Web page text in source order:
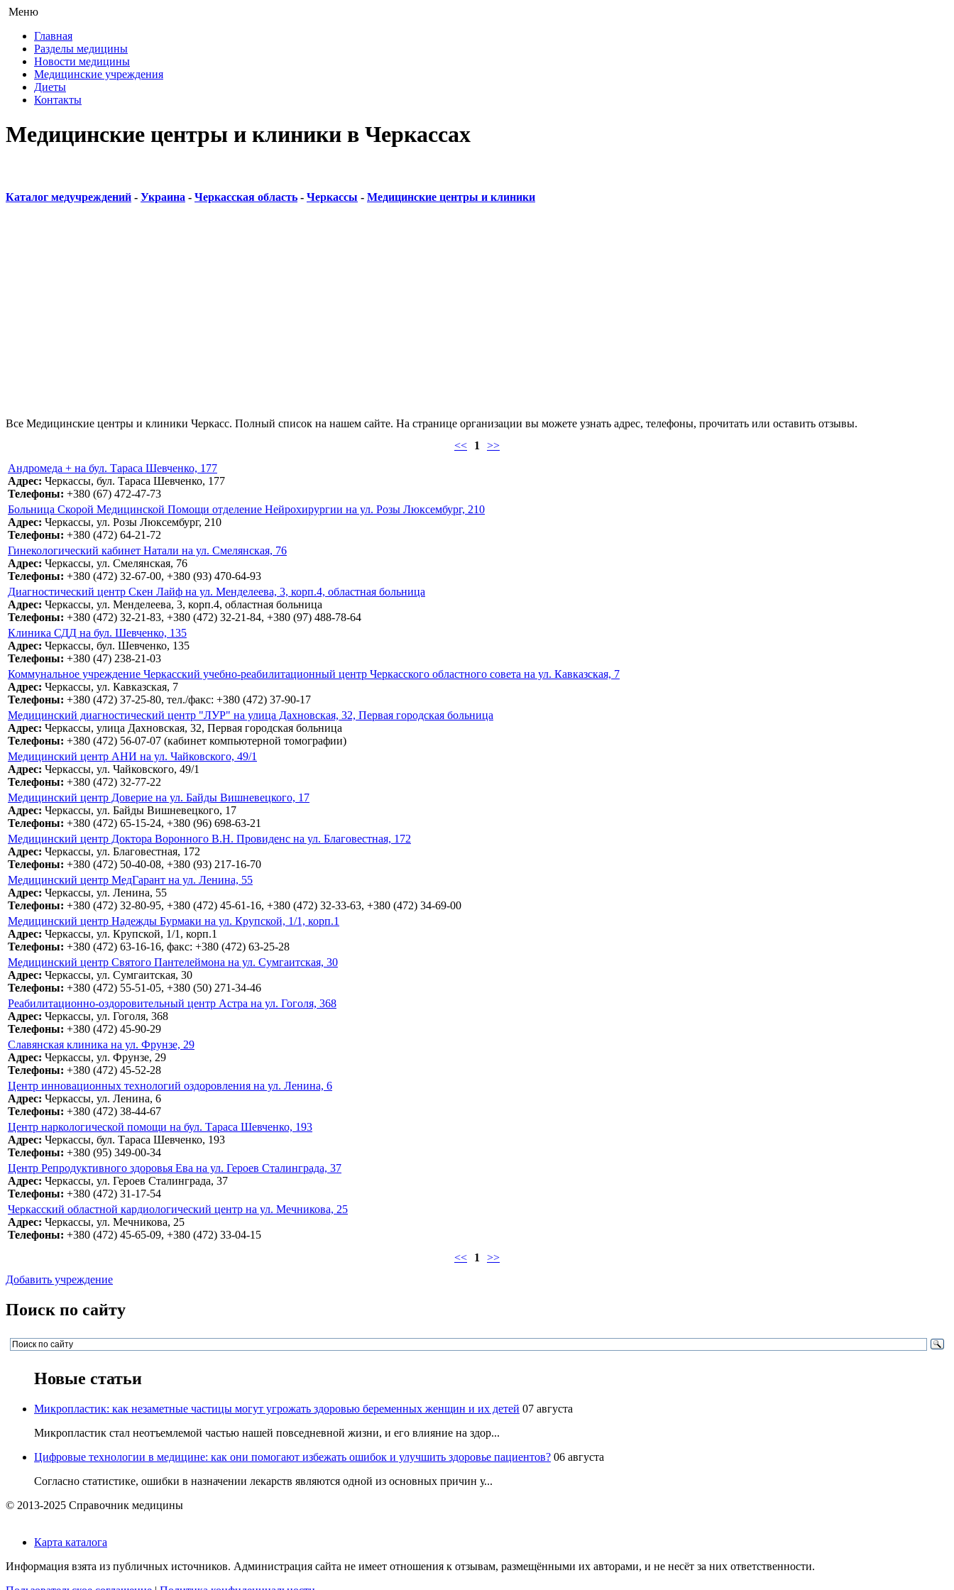
Меню
Главная
Разделы медицины
Новости медицины
Медицинские учреждения
Диеты
Контакты
Медицинские центры и клиники в Черкассах
Каталог медучреждений - Украина - Черкасская область - Черкассы - Медицинские центры и клиники
Все Медицинские центры и клиники Черкасс. Полный список на нашем сайте. На странице организации вы можете узнать адрес, телефоны, прочитать или оставить отзывы.
<<
1 >>
Андромеда + на бул. Тараса Шевченко, 177
Адрес: Черкассы, бул. Тараса Шевченко, 177
Телефоны: +380 (67) 472-47-73
Больница Скорой Медицинской Помощи отделение Нейрохирургии на ул. Розы Люксембург, 210
Адрес: Черкассы, ул. Розы Люксембург, 210
Телефоны: +380 (472) 64-21-72
Гинекологический кабинет Натали на ул. Смелянская, 76
Адрес: Черкассы, ул. Смелянская, 76
Телефоны: +380 (472) 32-67-00, +380 (93) 470-64-93
Диагностический центр Скен Лайф на ул. Менделеева, 3, корп.4, областная больница
Адрес: Черкассы, ул. Менделеева, 3, корп.4, областная больница
Телефоны: +380 (472) 32-21-83, +380 (472) 32-21-84, +380 (97) 488-78-64
Клиника СДД на бул. Шевченко, 135
Адрес: Черкассы, бул. Шевченко, 135
Телефоны: +380 (47) 238-21-03
Коммунальное учреждение Черкасский учебно-реабилитационный центр Черкасского областного совета на ул. Кавказская, 7
Адрес: Черкассы, ул. Кавказская, 7
Телефоны: +380 (472) 37-25-80, тел./факс: +380 (472) 37-90-17
Медицинский диагностический центр "ЛУР" на улица Дахновская, 32, Первая городская больница
Адрес: Черкассы, улица Дахновская, 32, Первая городская больница
Телефоны: +380 (472) 56-07-07 (кабинет компьютерной томографии)
Медицинский центр АНИ на ул. Чайковского, 49/1
Адрес: Черкассы, ул. Чайковского, 49/1
Телефоны: +380 (472) 32-77-22
Медицинский центр Доверие на ул. Байды Вишневецкого, 17
Адрес: Черкассы, ул. Байды Вишневецкого, 17
Телефоны: +380 (472) 65-15-24, +380 (96) 698-63-21
Медицинский центр Доктора Воронного В.Н. Провиденс на ул. Благовестная, 172
Адрес: Черкассы, ул. Благовестная, 172
Телефоны: +380 (472) 50-40-08, +380 (93) 217-16-70
Медицинский центр МедГарант на ул. Ленина, 55
Адрес: Черкассы, ул. Ленина, 55
Телефоны: +380 (472) 32-80-95, +380 (472) 45-61-16, +380 (472) 32-33-63, +380 (472) 34-69-00
Медицинский центр Надежды Бурмаки на ул. Крупской, 1/1, корп.1
Адрес: Черкассы, ул. Крупской, 1/1, корп.1
Телефоны: +380 (472) 63-16-16, факс: +380 (472) 63-25-28
Медицинский центр Святого Пантелеймона на ул. Сумгаитская, 30
Адрес: Черкассы, ул. Сумгаитская, 30
Телефоны: +380 (472) 55-51-05, +380 (50) 271-34-46
Реабилитационно-оздоровительный центр Астра на ул. Гоголя, 368
Адрес: Черкассы, ул. Гоголя, 368
Телефоны: +380 (472) 45-90-29
Славянская клиника на ул. Фрунзе, 29
Адрес: Черкассы, ул. Фрунзе, 29
Телефоны: +380 (472) 45-52-28
Центр инновационных технологий оздоровления на ул. Ленина, 6
Адрес: Черкассы, ул. Ленина, 6
Телефоны: +380 (472) 38-44-67
Центр наркологической помощи на бул. Тараса Шевченко, 193
Адрес: Черкассы, бул. Тараса Шевченко, 193
Телефоны: +380 (95) 349-00-34
Центр Репродуктивного здоровья Ева на ул. Героев Сталинграда, 37
Адрес: Черкассы, ул. Героев Сталинграда, 37
Телефоны: +380 (472) 31-17-54
Черкасский областной кардиологический центр на ул. Мечникова, 25
Адрес: Черкассы, ул. Мечникова, 25
Телефоны: +380 (472) 45-65-09, +380 (472) 33-04-15
<<
1 >>
Добавить учреждение
Поиск по сайту
Новые статьи
Микропластик: как незаметные частицы могут угрожать здоровью беременных женщин и их детей 07 августа
Микропластик стал неотъемлемой частью нашей повседневной жизни, и его влияние на здор...
Цифровые технологии в медицине: как они помогают избежать ошибок и улучшить здоровье пациентов? 06 августа
Согласно статистике, ошибки в назначении лекарств являются одной из основных причин у...
© 2013-2025 Справочник медицины
Карта каталога
Информация взята из публичных источников. Администрация сайта не имеет отношения к отзывам, размещёнными их авторами, и не несёт за них ответственности.